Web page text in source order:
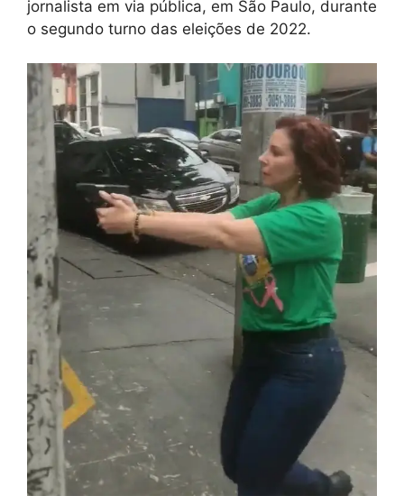
jornalista em via pública, em São Paulo, durante
o segundo turno das eleições de 2022.